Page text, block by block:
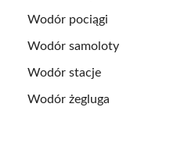
Wodór pociągi
Wodór samoloty
Wodór stacje
Wodór żegluga